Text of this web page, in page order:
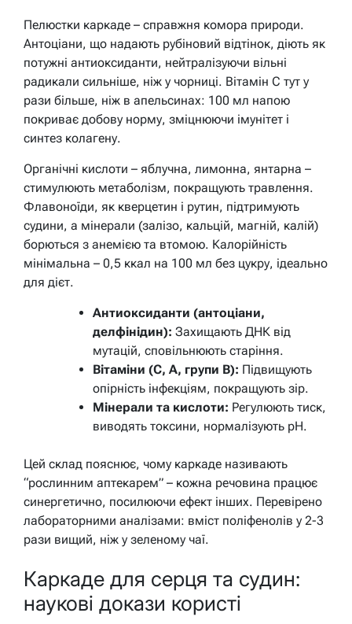
Пелюстки каркаде – справжня комора природи.
Антоціани, що надають рубіновий відтінок, діють як
потужні антиоксиданти, нейтралізуючи вільні
радикали сильніше, ніж у чорниці. Вітамін С тут у
рази більше, ніж в апельсинах: 100 мл напою
покриває добову норму, зміцнюючи імунітет і
синтез колагену.
Органічні кислоти – яблучна, лимонна, янтарна –
стимулюють метаболізм, покращують травлення.
Флавоноїди, як кверцетин і рутин, підтримують
судини, а мінерали (залізо, кальцій, магній, калій)
борються з анемією та втомою. Калорійність
мінімальна – 0,5 ккал на 100 мл без цукру, ідеально
для дієт.
Антиоксиданти (антоціани,
делфінідин): Захищають ДНК від
мутацій, сповільнюють старіння.
Вітаміни (C, A, групи B): Підвищують
опірність інфекціям, покращують зір.
Мінерали та кислоти: Регулюють тиск,
виводять токсини, нормалізують pH.
Цей склад пояснює, чому каркаде називають
“рослинним аптекарем” – кожна речовина працює
синергетично, посилюючи ефект інших. Перевірено
лабораторними аналізами: вміст поліфенолів у 2-3
рази вищий, ніж у зеленому чаї.
Каркаде для серця та судин:
наукові докази користі